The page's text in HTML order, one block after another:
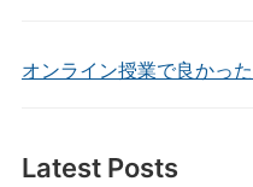
オンライン授業で良かっ
Latest Posts